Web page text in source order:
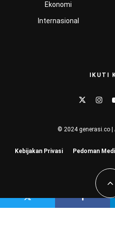
Ekonomi
Internasional
IKUTI
© 2024 generasi.co |
Kebijakan Privasi Pedoman